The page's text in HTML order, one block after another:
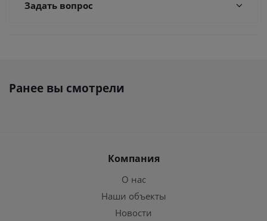
Задать вопрос
Ранее вы смотрели
Компания
О нас
Наши объекты
Новости